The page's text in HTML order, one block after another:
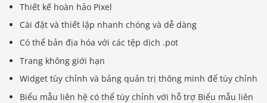
Thiết kế hoàn hảo Pixel
Cài đặt và thiết lập nhanh chóng và dễ dàng
Có thể bản địa hóa với các tệp dịch .pot
Trang không giới hạn
Widget tùy chỉnh và bảng quản trị thông minh để tùy chỉnh
Biểu mẫu liên hệ có thể tùy chỉnh với hỗ trợ Biểu mẫu liên